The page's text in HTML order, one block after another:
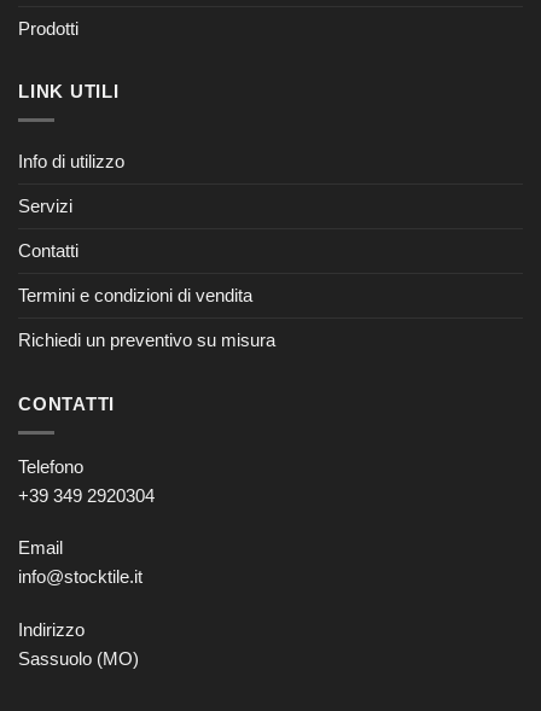
Prodotti
LINK UTILI
Info di utilizzo
Servizi
Contatti
Termini e condizioni di vendita
Richiedi un preventivo su misura
CONTATTI
Telefono
+39 349 2920304
Email
info@stocktile.it
Indirizzo
Sassuolo (MO)